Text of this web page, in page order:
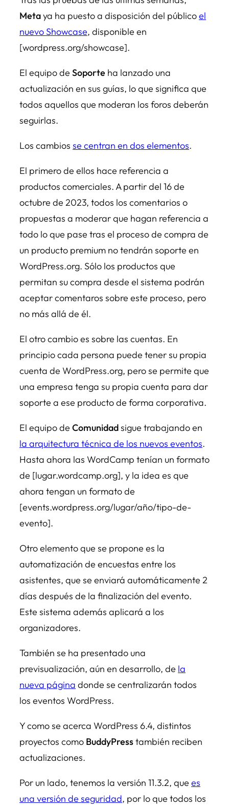
Metaya ha puesto a disposición del públicoel
nuevo Showcase, disponible en
[wordpress.org/showcase].
El equipo de Soporte ha lanzado una
actualización en sus guías, lo que significa que
todos aquellos que moderan los foros deberán
seguirlas.
Los cambios se centran en dos elementos.
El primero de ellos hace referencia a
productos comerciales. A partir del 16 de
octubre de 2023, todos los comentarios o
propuestas a moderar que hagan referencia a
todo lo que pase tras el proceso de compra de
un producto premium no tendrán soporte en
WordPress.org. Sólo los productos que
permitan su compra desde el sistema podrán
aceptar comentaros sobre este proceso, pero
no más allá de él.
El otro cambio es sobre las cuentas. En
principio cada persona puede tener su propia
cuenta de WordPress.org, pero se permite que
una empresa tenga su propia cuenta para dar
soporte a ese producto de forma corporativa.
El equipo de Comunidadsigue trabajando en
la arquitectura técnica de los nuevos eventos.
Hasta ahora las WordCamp tenían un formato
de [lugar.wordcamp.org], y la idea es que
ahora tengan un formato de
[events.wordpress.org/lugar/año/tipo-de-
evento].
Otro elemento que se propone es la
automatización de encuestas entre los
asistentes, que se enviará automáticamente 2
días después de la finalización del evento.
Este sistema además aplicará a los
organizadores.
También se ha presentado una
previsualización, aún en desarrollo, de la
nueva página donde se centralizarán todos
los eventos WordPress.
Y como se acerca WordPress 6.4, distintos
proyectos como BuddyPresstambién reciben
actualizaciones.
Por un lado, tenemos la versión 11.3.2, que es
una versión de seguridad, por lo que todos los